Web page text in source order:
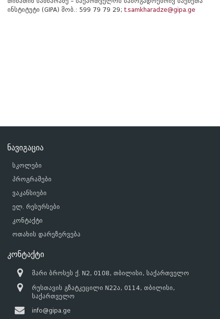
ინსტიტუტი (GIPA) მობ.: 599 79 79 29; t.samkharadze@gipa.ge
ნავიგაცია
სკოლები
პროგრამები
ვაკანსიები
ელ. რესურსები
კონტაქტი
ოთახის დარეზერვება
კონტაქტი
მარი ბროსეს ქ. N2, 0108, თბილისი, საქართველო
რუსთავის გზატკეცილი N22ა, 0114, თბილისი,
საქართველო
info@gipa.ge